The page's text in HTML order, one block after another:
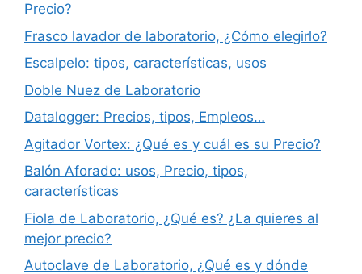
Precio?
Frasco lavador de laboratorio, ¿Cómo elegirlo?
Escalpelo: tipos, características, usos
Doble Nuez de Laboratorio
Datalogger: Precios, tipos, Empleos…
Agitador Vortex: ¿Qué es y cuál es su Precio?
Balón Aforado: usos, Precio, tipos,
características
Fiola de Laboratorio, ¿Qué es? ¿La quieres al
mejor precio?
Autoclave de Laboratorio, ¿Qué es y dónde